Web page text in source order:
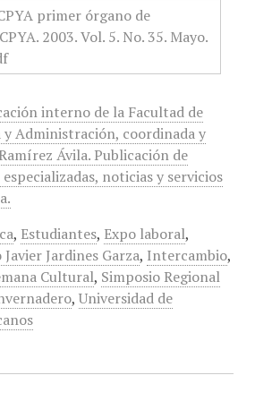
interno de la Facultad de
Administración, coordinada y
Ávila. Publicación de
noticias y servicios
, Estudiantes, Expo laboral,
Jardines Garza, Intercambio,
Cultural, Simposio Regional
, Universidad de